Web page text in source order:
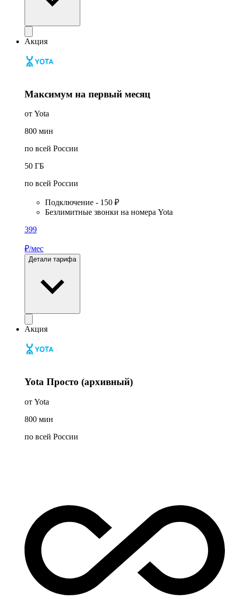
Акция
Максимум на первый месяц
от Yota
800 мин
по всей России
50 ГБ
по всей России
Подключение - 150 ₽
Безлимитные звонки на номера Yota
399
₽/мес
Детали тарифа
Акция
Yota Просто (архивный)
от Yota
800 мин
по всей России